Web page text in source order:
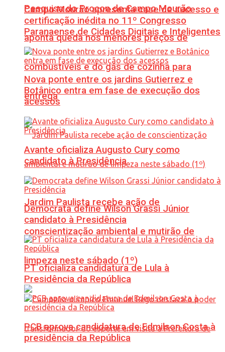
Pesquisa do Procon de Campo Mourão
aponta queda nos menores preços de
combustíveis e do gás de cozinha para
entrega
Jardim Paulista recebe ação de
conscientização ambiental e mutirão de
limpeza neste sábado (1º)
Campo Mourão apresenta case de sucesso e
certificação inédita no 11º Congresso
Paranaense de Cidades Digitais e Inteligentes
Nova ponte entre os jardins Gutierrez e
Botânico entra em fase de execução dos
acessos
Avante oficializa Augusto Cury como
candidato à Presidência
Democrata define Wilson Grassi Júnior
candidato à Presidência
PT oficializa candidatura de Lula à
Presidência da República
PCB aprova candidatura de Edmilson Costa à
presidência da República